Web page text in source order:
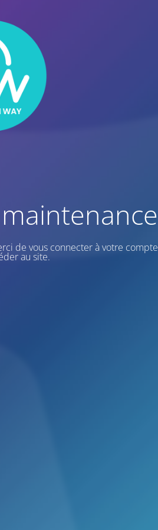
de vous connecter à votre compte
au site.